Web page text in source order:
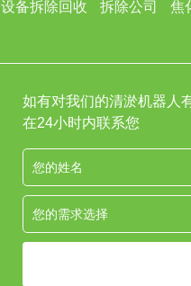
设备拆除回收 拆除公司 焦
如有对我们的清淤机器人
在24小时内联系您